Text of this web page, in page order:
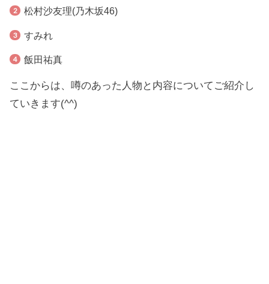
松村沙友理(乃木坂46)
すみれ
飯田祐真
ここからは、噂のあった人物と内容についてご紹介し
ていきます(^^)